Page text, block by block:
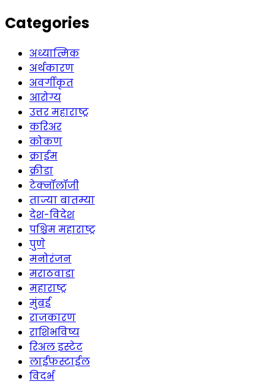
Categories
अध्यात्मिक
अर्थकारण
अवर्गीकृत
आरोग्य
उत्तर महाराष्ट्र
करिअर
कोकण
क्राईम
क्रीडा
टेक्नॉलॉजी
ताज्या बातम्या
देश-विदेश
पश्चिम महाराष्ट्र
पुणे
मनोरंजन
मराठवाडा
महाराष्ट्र
मुंबई
राजकारण
राशिभविष्य
रिअल इस्टेट
लाईफस्टाईल
विदर्भ